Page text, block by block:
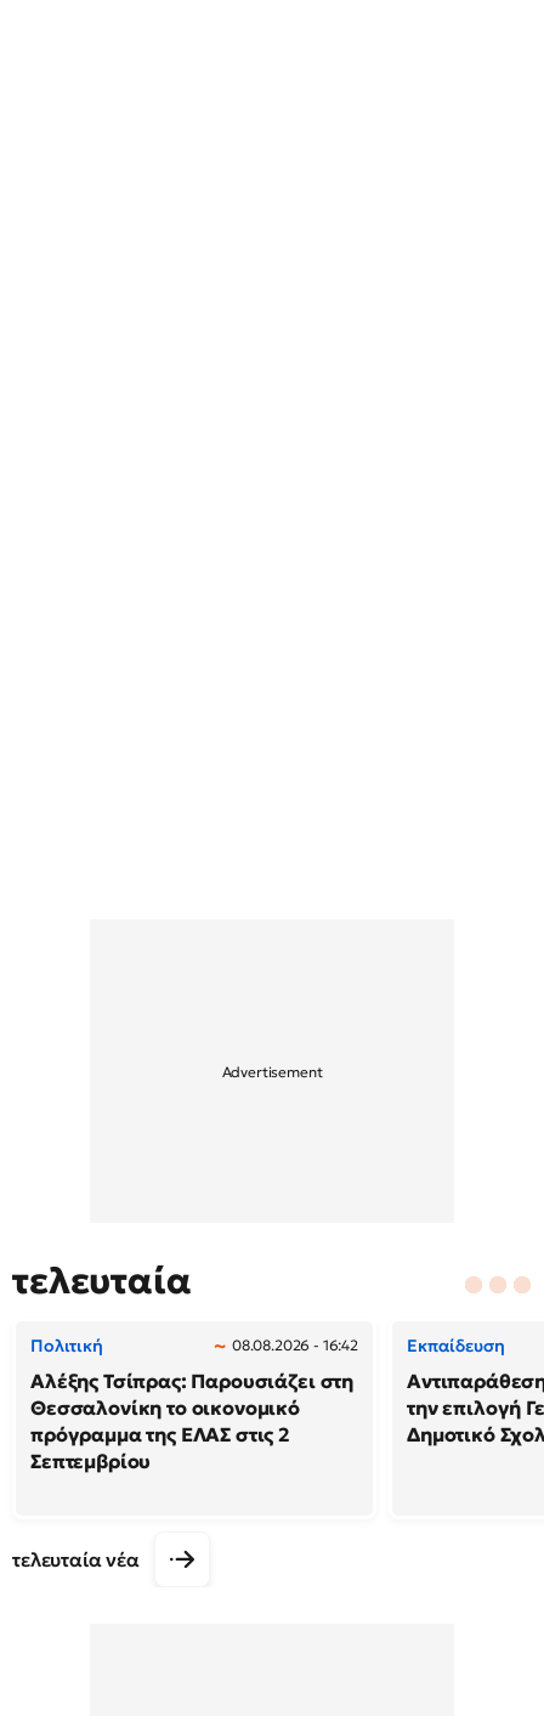
τελευταία
Πολιτική 08.08.2026 - 16:42
Αλέξης Τσίπρας: Παρουσιάζει στη
Θεσσαλονίκη το οικονομικό
πρόγραμμα της ΕΛΑΣ στις 2
Σεπτεμβρίου
Εκπαίδευση
την επιλογή
Δημοτικό
τελευταία νέα